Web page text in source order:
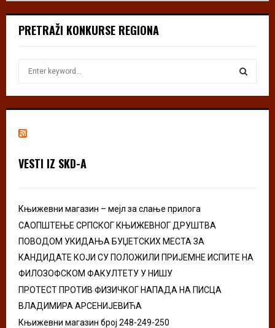
PRETRAŽI KONKURSE REGIONA
h
r
S
VESTI IZ SKD-A
Књижевни магазин – мејл за слање прилога
САОПШТЕЊЕ СРПСКОГ КЊИЖЕВНОГ ДРУШТВА
ПОВОДОМ УКИДАЊА БУЏЕТСКИХ МЕСТА ЗА
КАНДИДАТЕ КОЈИ СУ ПОЛОЖИЛИ ПРИЈЕМНЕ ИСПИТЕ НА
ФИЛОЗОФСКОМ ФАКУЛТЕТУ У НИШУ
ПРОТЕСТ ПРОТИВ ФИЗИЧКОГ НАПАДА НА ПИСЦА
ВЛАДИМИРА АРСЕНИЈЕВИЋА
Књижевни магазин број 248-249-250